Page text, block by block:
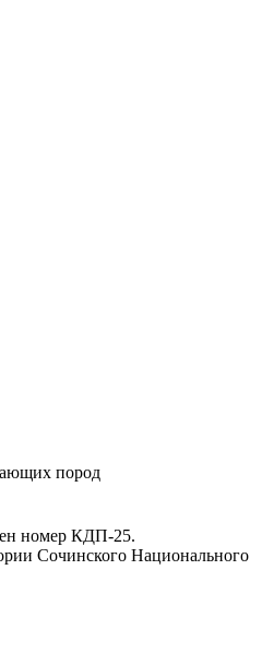
пород
номер КДП-25.
Сочинского Национального